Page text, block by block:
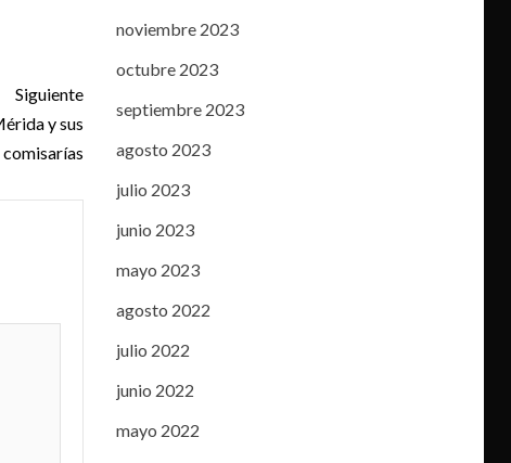
Siguiente
y sus
comisarías
noviembre 2023
octubre 2023
septiembre 2023
agosto 2023
julio 2023
junio 2023
mayo 2023
agosto 2022
julio 2022
junio 2022
mayo 2022